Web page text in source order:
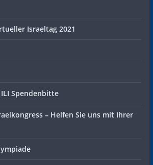
Israeltag 2021
ILI Spendenbitte
– Helfen Sie uns mit Ihrer